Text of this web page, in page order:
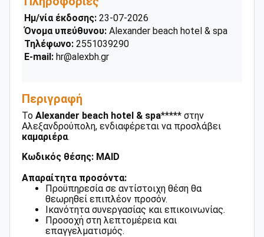
Ημ/νία έκδοσης: 23-07-2026
Όνομα υπεύθυνου: Alexander beach hotel & spa
Τηλέφωνο: 2551039290
E-mail: hr@alexbh.gr
Περιγραφή
Το Alexander beach hotel & spa***** στην
Αλεξανδρούπολη, ενδιαφέρεται να προσλάβει
καμαριέρα.
Κωδικός θέσης: MAID
Απαραίτητα προσόντα:
Προϋπηρεσία σε αντίστοιχη θέση θα
θεωρηθεί επιπλέον προσόν.
Ικανότητα συνεργασίας και επικοινωνίας.
Προσοχή στη λεπτομέρεια και
επαγγελματισμός.